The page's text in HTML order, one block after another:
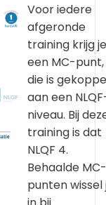
Voor iedere
afgeronde
training krijg je
een MC-punt,
die is
aan een
niveau. Bij
training is dat
NLQF 4.
Behaalde MC-
punten wissel